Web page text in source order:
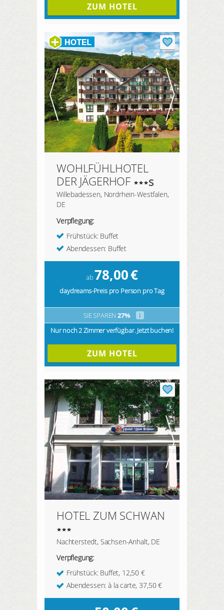
ZUM HOTEL
WOHLFÜHLHOTEL
DER JÄGERHOF
s
Willebadessen, Nordrhein-Westfalen,
DE
Verpflegung:
Frühstück: Buffet
Abendessen: Buffet
ab78,00€
daydreams-Preis pro Person pro Tag
SIE SPAREN 27%
i
Nur noch 2 Zimmer verfügbar. Jetzt buchen!
ZUM HOTEL
HOTEL ZUM SCHWAN
Nachterstedt, Sachsen-Anhalt, DE
Verpflegung:
Frühstück: Buffet, 12,50 €
Abendessen: à la carte, 37,50 €